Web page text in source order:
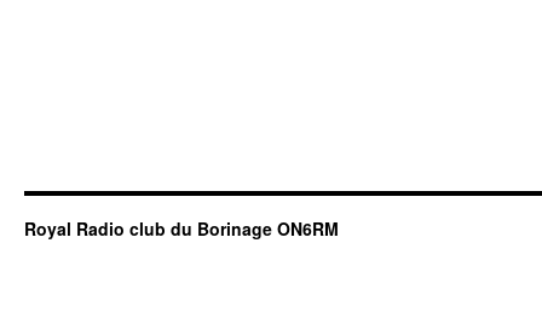
Royal Radio club du Borinage ON6RM